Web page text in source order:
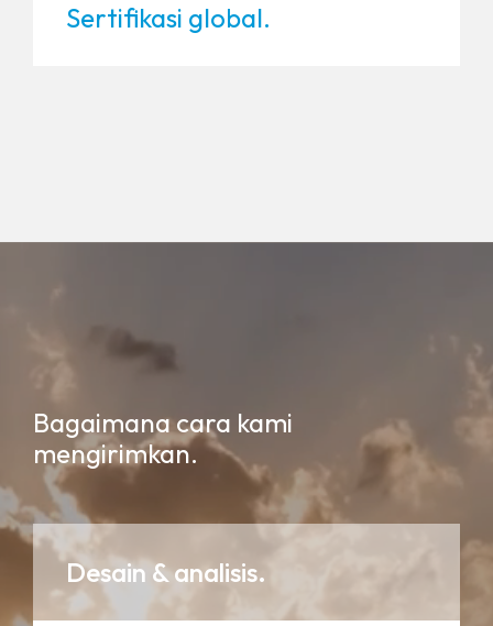
Sertifikasi global.
Bagaimana cara kami
mengirimkan.
Desain & analisis.